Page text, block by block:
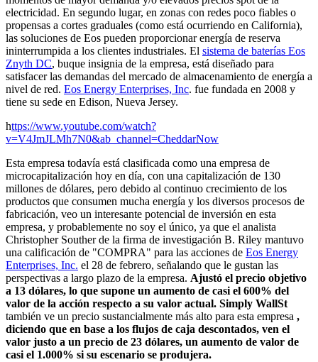
electricidad. En segundo lugar, en zonas con redes poco fiables o
propensas a cortes graduales (como está ocurriendo en California),
las soluciones de Eos pueden proporcionar energía de reserva
ininterrumpida a los clientes industriales. El sistema de baterías Eos
Znyth DC, buque insignia de la empresa, está diseñado para
satisfacer las demandas del mercado de almacenamiento de energía a
nivel de red. Eos Energy Enterprises, Inc. fue fundada en 2008 y
tiene su sede en Edison, Nueva Jersey.
https://www.youtube.com/watch?
v=V4JmJLMh7N0&ab_channel=CheddarNow
Esta empresa todavía está clasificada como una empresa de
microcapitalización hoy en día, con una capitalización de 130
millones de dólares, pero debido al continuo crecimiento de los
productos que consumen mucha energía y los diversos procesos de
fabricación, veo un interesante potencial de inversión en esta
empresa, y probablemente no soy el único, ya que el analista
Christopher Souther de la firma de investigación B. Riley mantuvo
una calificación de "COMPRA" para las acciones de Eos Energy
Enterprises, Inc. el 28 de febrero, señalando que le gustan las
perspectivas a largo plazo de la empresa. Ajustó el precio objetivo
a 13 dólares, lo que supone un aumento de casi el 600% del
valor de la acción respecto a su valor actual. Simply WallSt
también ve un precio sustancialmente más alto para esta empresa ,
diciendo que en base a los flujos de caja descontados, ven el
valor justo a un precio de 23 dólares, un aumento de valor de
casi el 1.000% si su escenario se produjera.